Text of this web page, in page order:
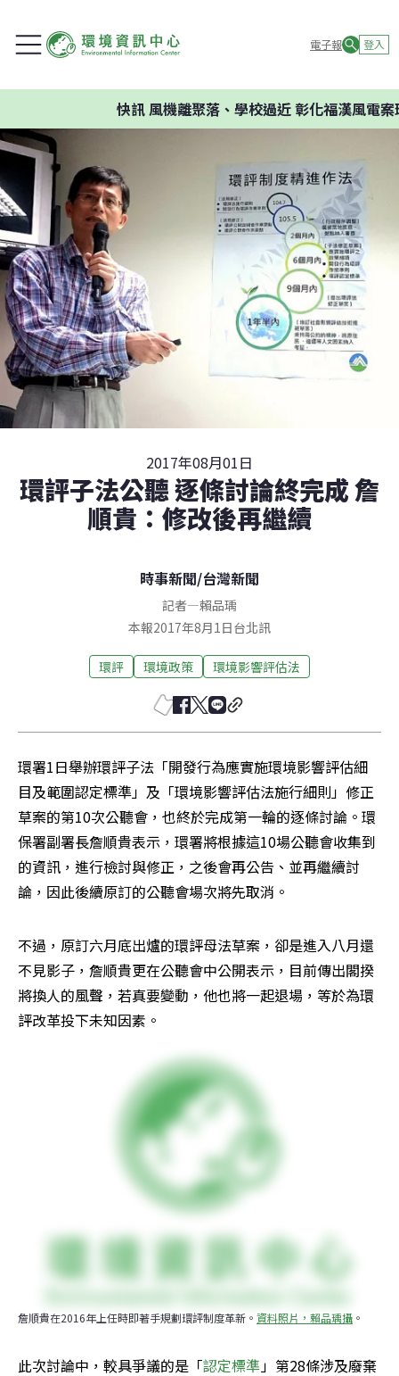
電子報 登入
快訊風機離聚落、學校過近 彰化福漢風電案環
2017年08月01日
環評子法公聽 逐條討論終完成 詹
順貴：修改後再繼續
時事新聞/台灣新聞
記者—賴品瑀
本報2017年8月1日台北訊
環評 環境政策 環境影響評估法
環署1日舉辦環評子法「開發行為應實施環境影響評估細
目及範圍認定標準」及「環境影響評估法施行細則」修正
草案的第10次公聽會，也終於完成第一輪的逐條討論。環
保署副署長詹順貴表示，環署將根據這10場公聽會收集到
的資訊，進行檢討與修正，之後會再公告、並再繼續討
論，因此後續原訂的公聽會場次將先取消。
不過，原訂六月底出爐的環評母法草案，卻是進入八月還
不見影子，詹順貴更在公聽會中公開表示，目前傳出閣揆
將換人的風聲，若真要變動，他也將一起退場，等於為環
評改革投下未知因素。
詹順貴在2016年上任時即著手規劃環評制度革新。 資料照片，賴品瑀攝 。
此次討論中，較具爭議的是「認定標準」第28條涉及廢棄